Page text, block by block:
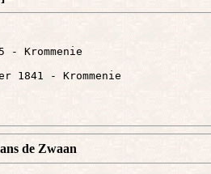
- Krommenie
1841 - Krommenie
de Zwaan